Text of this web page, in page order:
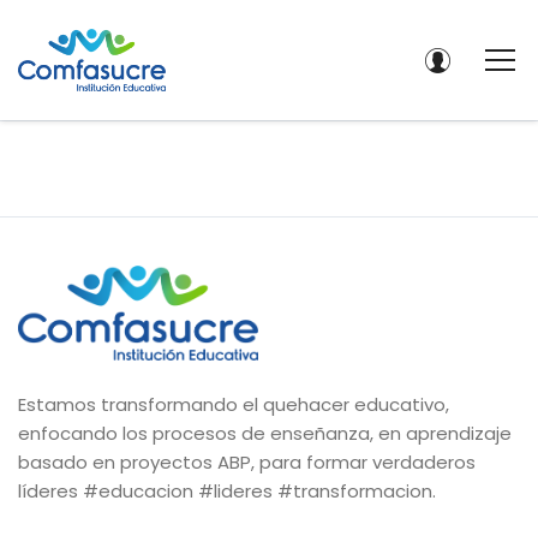
Estamos transformando el quehacer educativo,
enfocando los procesos de enseñanza, en aprendizaje
basado en proyectos ABP, para formar verdaderos
líderes #educacion #lideres #transformacion.